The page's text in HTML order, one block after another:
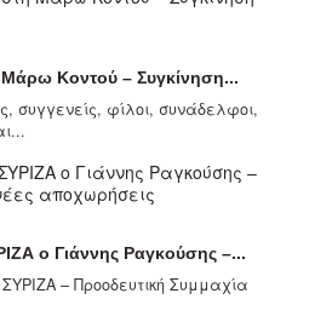
Μάρω Κοντού – Συγκίνηση...
συγγενείς, φίλοι, συνάδελφοι,
ο Γιάννης Ραγκούσης –...
– Προοδευτική Συμμαχία